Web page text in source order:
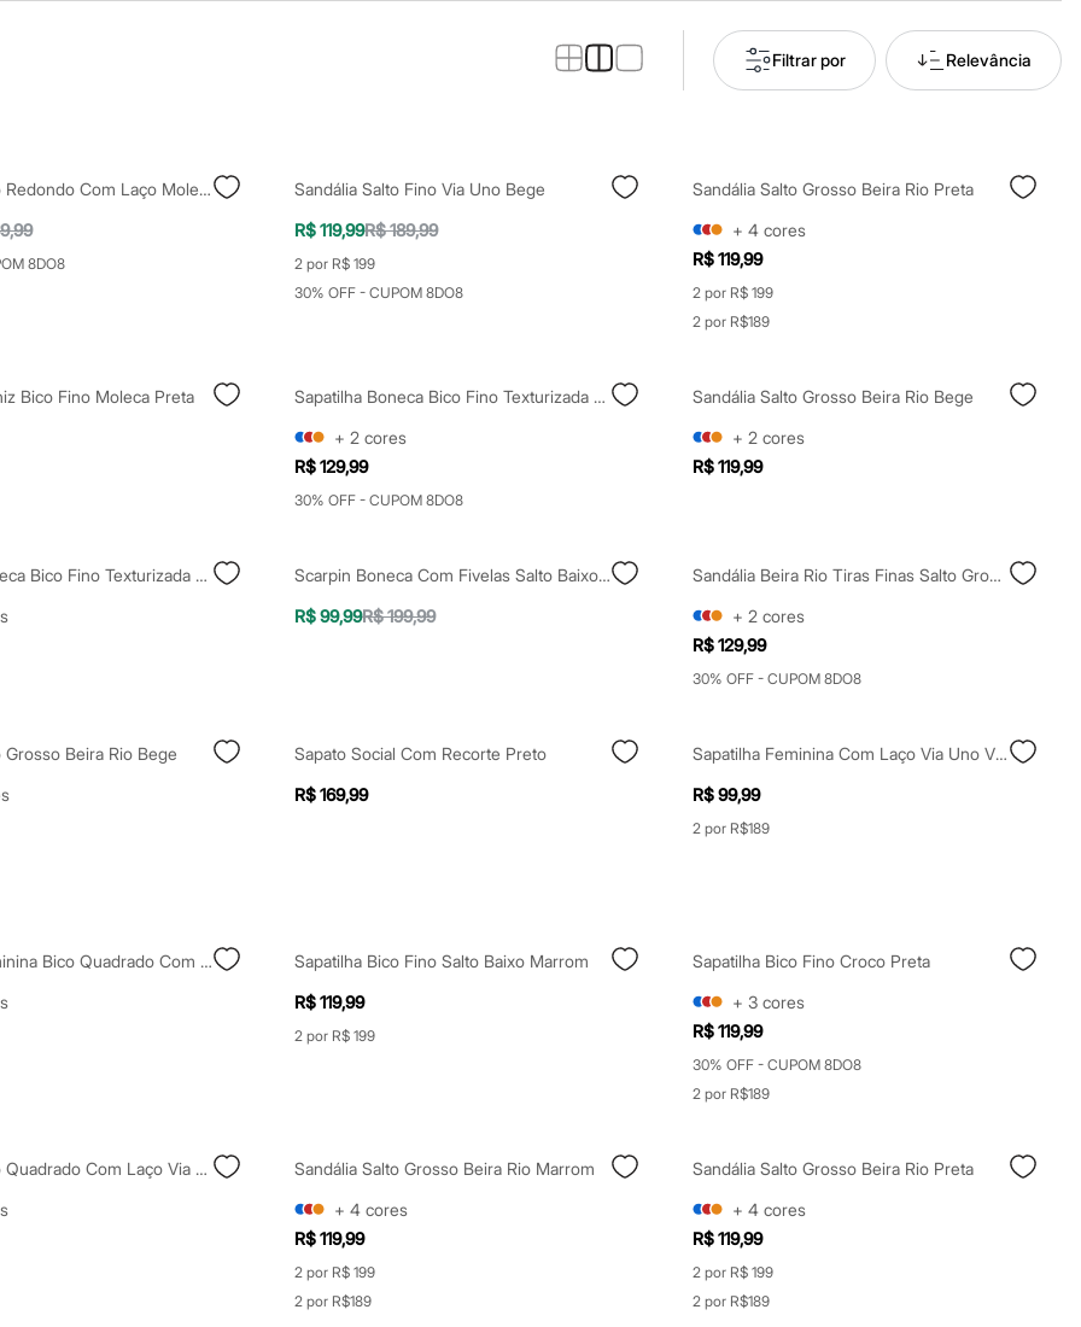
Filtrar por Relevância
Sapatilha Bico Redondo Com Laço Moleca Preta
8DO8
Sandália Salto Fino Via Uno Bege
R$ 119,99R$ 189,99
2 por R$ 199
30% OFF - CUPOM 8DO8
Sandália Salto Grosso Beira Rio Preta
+ 4 cores
R$ 119,99
2 por R$ 199
2 por R$189
Bico Fino Moleca Preta
Sapatilha Boneca Bico Fino Texturizada Oneself Off White
+ 2 cores
R$ 129,99
30% OFF - CUPOM 8DO8
Sandália Salto Grosso Beira Rio Bege
+ 2 cores
R$ 119,99
Sapatilha Boneca Bico Fino Texturizada Oneself Marrom
Scarpin Boneca Com Fivelas Salto Baixo Mindset Preto
R$ 99,99R$ 199,99
Sandália Beira Rio Tiras Finas Salto Grosso Off White
+ 2 cores
R$ 129,99
30% OFF - CUPOM 8DO8
Grosso Beira Rio Bege
Sapato Social Com Recorte Preto
R$ 169,99
Sapatilha Feminina Com Laço Via Uno Vinho
R$ 99,99
2 por R$189
Sapatilha Feminina Bico Quadrado Com Laço Bege
Sapatilha Bico Fino Salto Baixo Marrom
R$ 119,99
2 por R$ 199
Sapatilha Bico Fino Croco Preta
+ 3 cores
R$ 119,99
30% OFF - CUPOM 8DO8
2 por R$189
Sapatilha Bico Quadrado Com Laço Via Uno Preta
Sandália Salto Grosso Beira Rio Marrom
+ 4 cores
R$ 119,99
2 por R$ 199
2 por R$189
Sandália Salto Grosso Beira Rio Preta
+ 4 cores
R$ 119,99
2 por R$ 199
2 por R$189